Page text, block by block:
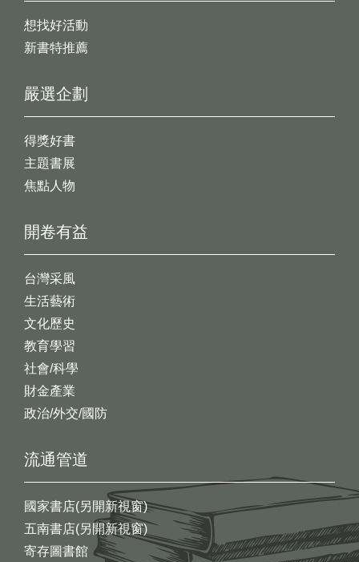
想找好活動
新書特推薦
開卷有益
台灣采風
生活藝術
文化歷史
教育學習
社會/科學
財金產業
政治/外交/國防
嚴選企劃
得獎好書
主題書展
焦點人物
流通管道
國家書店(另開新視窗)
五南書店(另開新視窗)
寄存圖書館